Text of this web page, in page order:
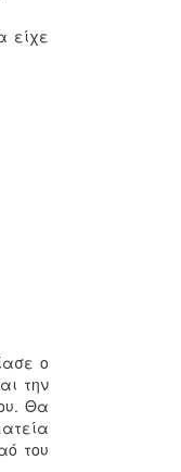
είχε
ο
την
Θα
του